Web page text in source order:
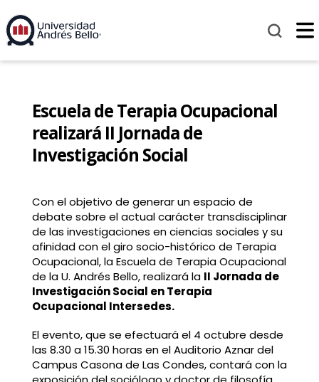
Escuela de Terapia Ocupacional
realizará II Jornada de
Investigación Social
Con el objetivo de generar un espacio de
debate sobre el actual carácter transdisciplinar
de las investigaciones en ciencias sociales y su
afinidad con el giro socio-histórico de Terapia
Ocupacional, la Escuela de Terapia Ocupacional
de la U. Andrés Bello, realizará la II Jornada de
Investigación Social en Terapia
Ocupacional Intersedes.
El evento, que se efectuará el 4 octubre desde
las 8.30 a 15.30 horas en el Auditorio Aznar del
Campus Casona de Las Condes, contará con la